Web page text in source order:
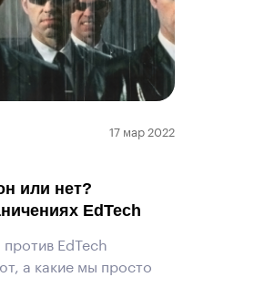
17 мар 2022
или нет?
EdTech
EdTech
а какие мы просто